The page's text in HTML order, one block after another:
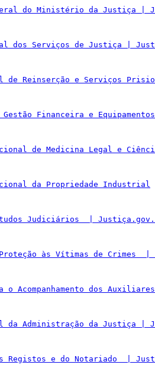
do Ministério da Justiça |
dos Serviços de Justiça |
de Reinserção e Serviços
Financeira e
de Medicina Legal e
da Propriedade Industrial
Judiciários  |
Proteção às Vítimas de Crimes
o Acompanhamento dos
da Administração da Justiça |
Registos e do Notariado  |